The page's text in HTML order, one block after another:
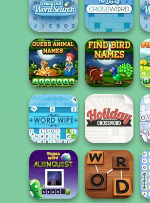
Daily Quick
Crossword
4 Pics 1 Word
Penny Dell Word
Search
Daily Crossword
Guess Animal
Names
Find Birds
Word Wipe
Holiday
Crossword